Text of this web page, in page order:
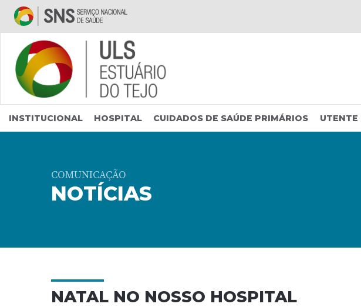
Saltar para conteúdo principal
INSTITUCIONAL HOSPITAL CUIDADOS DE SAÚDE PRIMÁRIOS UTENTE
COMUNICAÇÃO
NOTÍCIAS
NATAL NO NOSSO HOSPITAL